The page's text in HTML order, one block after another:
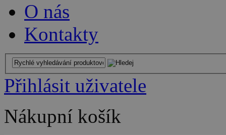
O nás
Kontakty
Přihlásit uživatele
Nákupní košík